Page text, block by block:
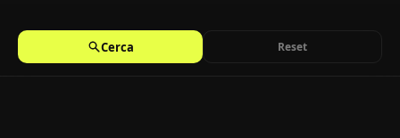
Cerca Reset